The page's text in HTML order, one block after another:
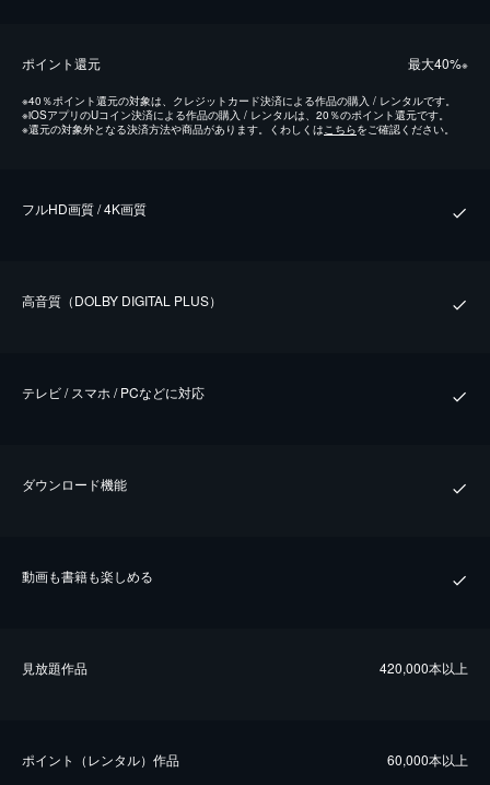
ポイント還元 最⼤40%※
※40％ポイント還元の対象は、クレジットカード決済による作品の購入 / レンタルです。
※iOSアプリのUコイン決済による作品の購入 / レンタルは、20％のポイント還元です。
※還元の対象外となる決済方法や商品があります。くわしくはこちらをご確認ください。
フルHD画質 / 4K画質
⾼⾳質（DOLBY DIGITAL PLUS）
テレビ / スマホ / PCなどに対応
ダウンロード機能
動画も書籍も楽しめる
⾒放題作品 420,000本以上
ポイント（レンタル）作品 60,000本以上